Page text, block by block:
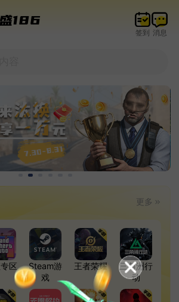
186
签到 消息
更多
区
Steam游
戏
王者荣耀
三角洲行
动